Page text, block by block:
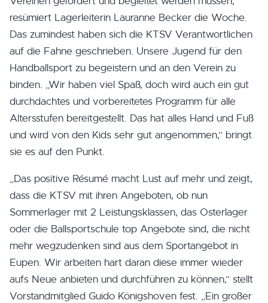
resümiert Lagerleiterin Lauranne Becker die Woche.
Das zumindest haben sich die KTSV Verantwortlichen
auf die Fahne geschrieben. Unsere Jugend für den
Handballsport zu begeistern und an den Verein zu
binden. „Wir haben viel Spaß, doch wird auch ein gut
durchdachtes und vorbereitetes Programm für alle
Altersstufen bereitgestellt. Das hat alles Hand und Fuß
und wird von den Kids sehr gut angenommen,“ bringt
sie es auf den Punkt.
„Das positive Résumé macht Lust auf mehr und zeigt,
dass die KTSV mit ihren Angeboten, ob nun
Sommerlager mit 2 Leistungsklassen, das Osterlager
oder die Ballsportschule top Angebote sind, die nicht
mehr wegzudenken sind aus dem Sportangebot in
Eupen. Wir arbeiten hart daran diese immer wieder
aufs Neue anbieten und durchführen zu können,“ stellt
Vorstandmitglied Guido Königshoven fest. „Ein großer